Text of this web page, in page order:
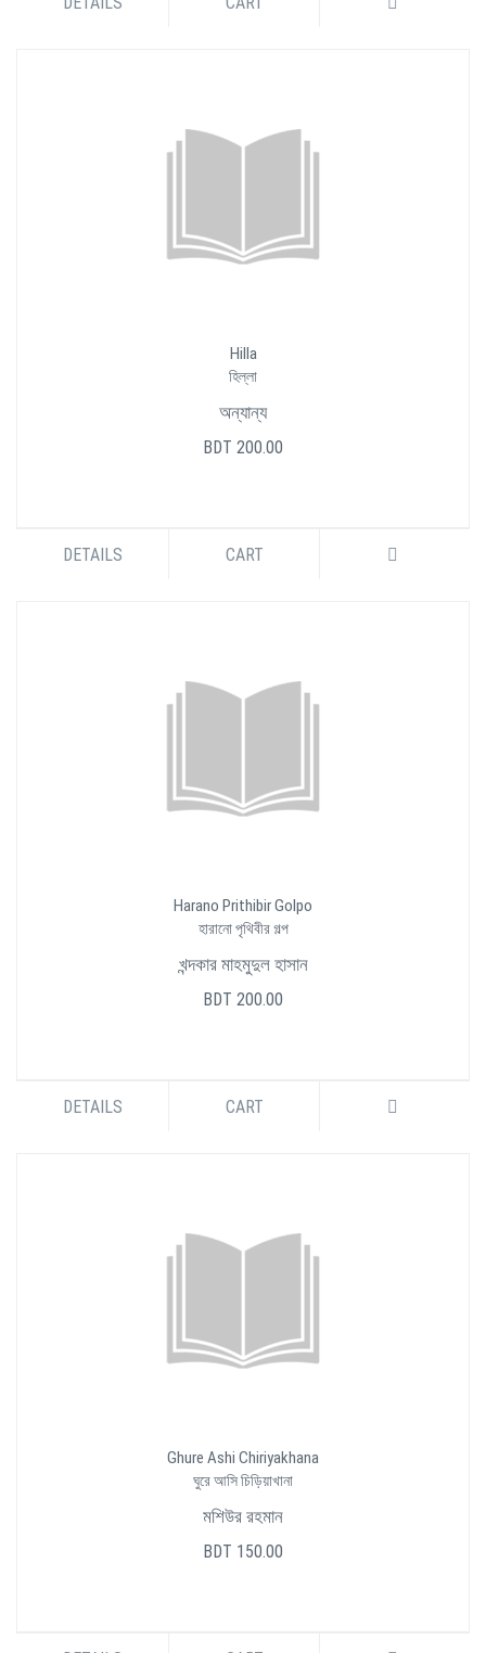
Hilla
হিল্লা
অন্যান্য
BDT 200.00
DETAILS CART
Harano Prithibir Golpo
হারানো পৃথিবীর গল্প
খন্দকার মাহমুদুল হাসান
BDT 200.00
DETAILS CART
Ghure Ashi Chiriyakhana
ঘুরে আসি চিড়িয়াখানা
মশিউর রহমান
BDT 150.00